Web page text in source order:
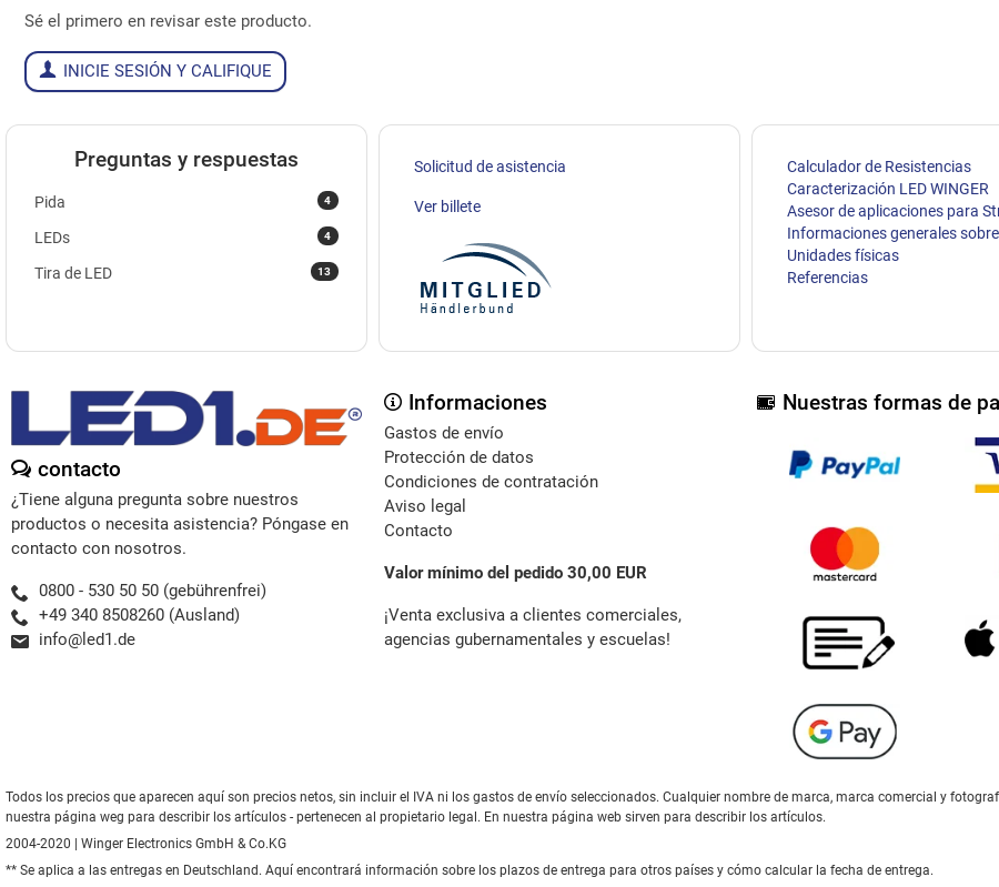
Sé el primero en revisar este producto.
INICIE SESIÓN Y CALIFIQUE
Preguntas y respuestas
4
Pida
4
LEDs
13
Tira de LED
Solicitud de asistencia
Ver billete
Calculador de Resistencias
Caracterización LED WINGER
Asesor de aplicaciones para
Informaciones generales
Unidades físicas
Referencias
contacto
¿Tiene alguna pregunta sobre nuestros
productos o necesita asistencia? Póngase en
contacto con nosotros.
0800 - 530 50 50 (gebührenfrei)
+49 340 8508260 (Ausland)
info@led1.de
Informaciones
Gastos de envío
Protección de datos
Condiciones de contratación
Aviso legal
Contacto
Valor mínimo del pedido 30,00 EUR
¡Venta exclusiva a clientes comerciales,
agencias gubernamentales y escuelas!
Nuestras formas de
Todos los precios que aparecen aquí son precios netos, sin incluir el IVA ni los gastos de envío seleccionados. Cualquier nombre de marca, marca comercial y
nuestra página weg para describir los artículos - pertenecen al propietario legal. En nuestra página web sirven para describir los artículos.
2004-2020 | Winger Electronics GmbH & Co.KG
** Se aplica a las entregas en Deutschland. Aquí encontrará información sobre los plazos de entrega para otros países y cómo calcular la fecha de entrega.